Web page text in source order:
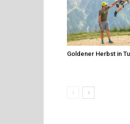
Goldener Herbst in